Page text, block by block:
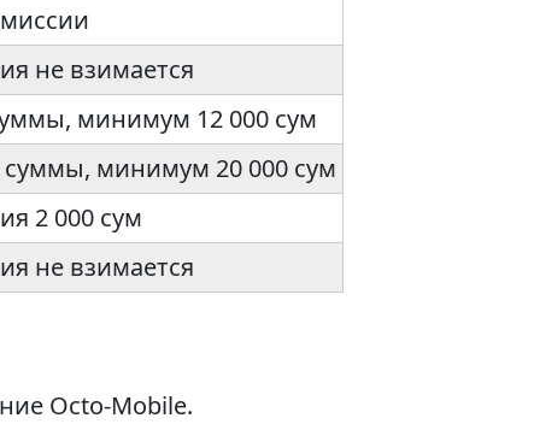
не взимается
минимум 12 000 сум
суммы, минимум 20 000 сум
2 000 сум
не взимается
Octo-Mobile.